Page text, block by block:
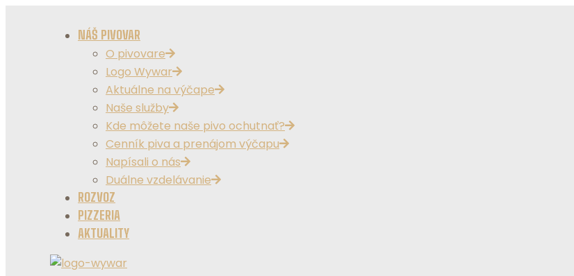
NÁŠ PIVOVAR
O pivovare
Logo Wywar
Aktuálne na výčape
Naše služby
Kde môžete naše pivo ochutnať?
Cenník piva a prenájom výčapu
Napísali o nás
Duálne vzdelávanie
ROZVOZ
PIZZERIA
AKTUALITY